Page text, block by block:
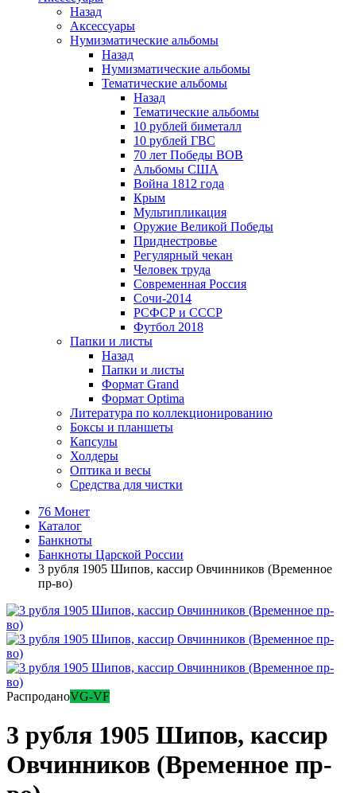
Назад
Аксессуары
Нумизматические альбомы
Назад
Нумизматические альбомы
Тематические альбомы
Назад
Тематические альбомы
10 рублей биметалл
10 рублей ГВС
70 лет Победы ВОВ
Альбомы США
Война 1812 года
Крым
Мультипликация
Оружие Великой Победы
Приднестровье
Регулярный чекан
Человек труда
Современная Россия
Сочи-2014
РСФСР и СССР
Футбол 2018
Папки и листы
Назад
Папки и листы
Формат Grand
Формат Optima
Литература по коллекционированию
Боксы и планшеты
Капсулы
Холдеры
Оптика и весы
Средства для чистки
76 Монет
Каталог
Банкноты
Банкноты Царской России
3 рубля 1905 Шипов, кассир Овчинников (Временное
пр-во)
РаспроданоVG-VF
3 рубля 1905 Шипов, кассир
Овчинников (Временное пр-